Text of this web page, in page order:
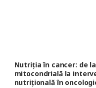
Nutriția în cancer: de
mitocondrială la
nutrițională în